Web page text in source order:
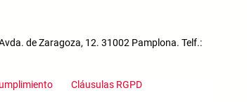
de Zaragoza, 12. 31002 Pamplona. Telf.:
Cláusulas RGPD